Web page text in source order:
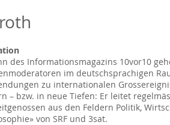
des Informationsmagazins 10vor10
im deutschsprachigen
zu internationalen
– bzw. in neue Tiefen: Er leitet
aus den Feldern Politik,
von SRF und 3sat.